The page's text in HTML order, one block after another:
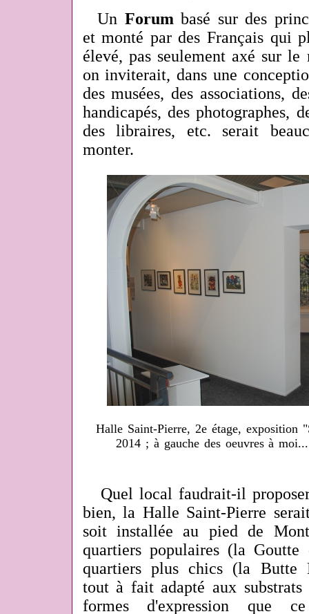
Un Forum basé sur des
et monté par des Français qui
élevé, pas seulement axé sur
on inviterait, dans une
des musées, des associations,
handicapés, des photographes,
des libraires, etc. serait
monter.
Halle Saint-Pierre, 2e étage,
2014 ; à gauche des oeuvres à
Quel local faudrait-il
bien, la Halle Saint-Pierre
soit installée au pied de
quartiers populaires (la
quartiers plus chics (la Butte
tout à fait adapté aux
formes d'expression que